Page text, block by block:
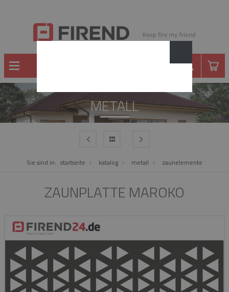
METALL
Sie sind in: startseite katalog metall zaunelemente
ZAUNPLATTE MAROKO